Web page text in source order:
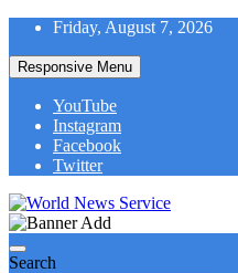
Skip
content
Friday, August 7, 2026
Responsive Menu
YouTube
Instagram
Facebook
Twitter
World News Service
Search